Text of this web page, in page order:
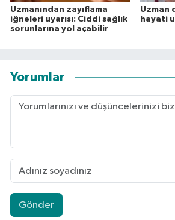
Uzmanından zayıflama
iğneleri uyarısı: Ciddi sağlık
sorunlarına yol açabilir
Uzman
hayati
Yorumlar
Gönder